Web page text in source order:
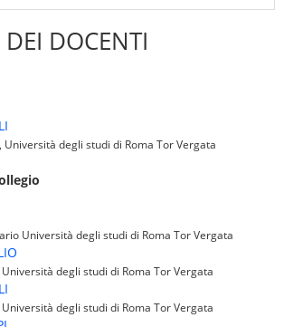
DOCENTI
degli studi di Roma Tor Vergata
Università degli studi di Roma Tor Vergata
degli studi di Roma Tor Vergata
degli studi di Roma Tor Vergata